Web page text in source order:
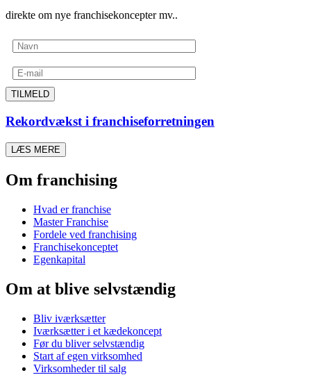
direkte om nye franchisekoncepter mv..
TILMELD
Rekordvækst i franchiseforretningen
LÆS MERE
Om franchising
Hvad er franchise
Master Franchise
Fordele ved franchising
Franchisekonceptet
Egenkapital
Om at blive selvstændig
Bliv iværksætter
Iværksætter i et kædekoncept
Før du bliver selvstændig
Start af egen virksomhed
Virksomheder til salg